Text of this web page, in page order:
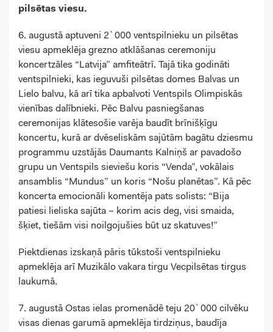
pilsētas viesu.
6. augustā aptuveni 2`000 ventspilnieku un pilsētas
viesu apmeklēja grezno atklāšanas ceremoniju
koncertzāles “Latvija” amfiteātrī. Tajā tika godināti
ventspilnieki, kas ieguvuši pilsētas domes Balvas un
Lielo balvu, kā arī tika apbalvoti Ventspils Olimpiskās
vienības dalībnieki. Pēc Balvu pasniegšanas
ceremonijas klātesošie varēja baudīt brīnišķīgu
koncertu, kurā ar dvēseliskām sajūtām bagātu dziesmu
programmu uzstājās Daumants Kalniņš ar pavadošo
grupu un Ventspils sieviešu koris “Venda”, vokālais
ansamblis “Mundus” un koris “Nošu planētas”. Kā pēc
koncerta emocionāli komentēja pats solists: “Bija
patiesi lieliska sajūta – korim acis deg, visi smaida,
šķiet, tiešām visi noilgojušies būt uz skatuves!”
Piektdienas izskaņā pāris tūkstoši ventspilnieku
apmeklēja arī Muzikālo vakara tirgu Vecpilsētas tirgus
laukumā.
7. augustā Ostas ielas promenādē teju 20`000 cilvēku
visas dienas garumā apmeklēja tirdziņus, baudīja